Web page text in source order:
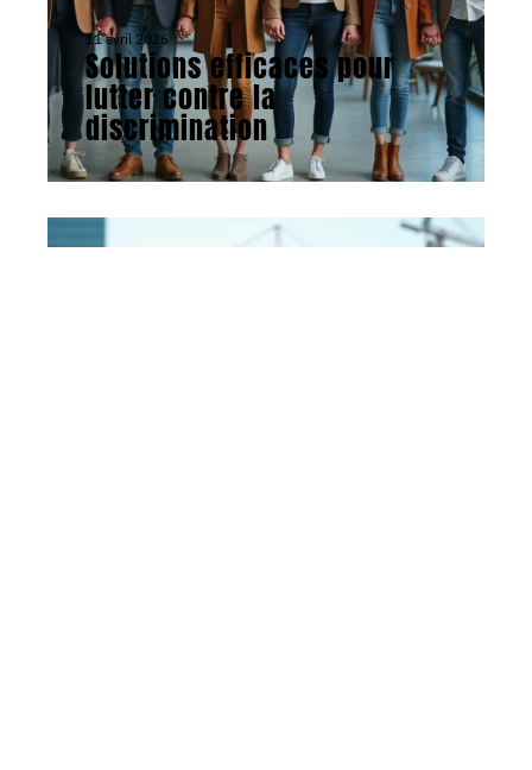
11 avril 2026
Solutions efficaces pour
lutter contre la
discrimination